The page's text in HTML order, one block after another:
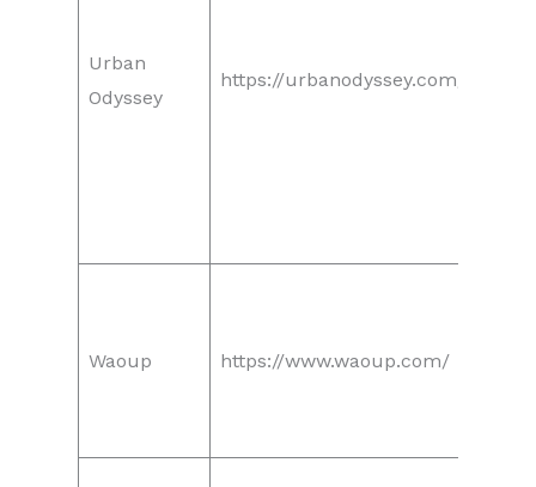
Urban
Odyssey
https://urbanodyssey.com/
Waoup https://www.waoup.com/